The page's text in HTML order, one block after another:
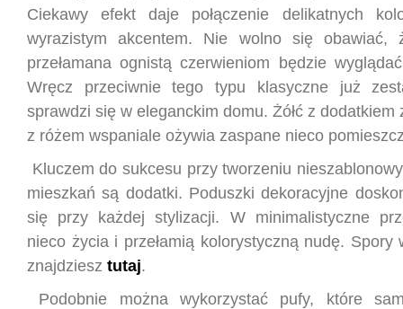
Ciekawy efekt daje połączenie delikatnych
wyrazistym akcentem. Nie wolno się
przełamana ognistą czerwieniom będzie
Wręcz przeciwnie tego typu klasyczne już
sprawdzi się w eleganckim domu. Żółć z dodatkiem
z różem wspaniale ożywia zaspane nieco
Kluczem do sukcesu przy tworzeniu
mieszkań są dodatki. Poduszki dekoracyjne
się przy każdej stylizacji. W minimalistyczne
nieco życia i przełamią kolorystyczną nudę. Spory
znajdziesz tutaj.
Podobnie można wykorzystać pufy, które